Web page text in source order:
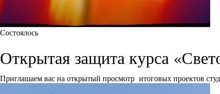
Состоялось
Открытая защита курса
Приглашаем вас на открытый просмотр итоговых проектов